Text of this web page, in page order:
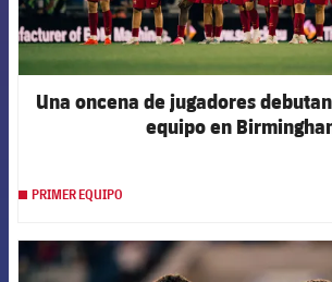
Una oncena de jugadores
equipo en
PRIMER EQUIPO
FCB